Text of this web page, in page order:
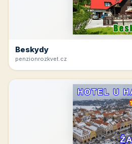
Beskydy
penzionrozkvet.cz